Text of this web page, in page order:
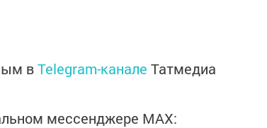
вTelegram-канале Татмедиа
мессенджере MАХ: